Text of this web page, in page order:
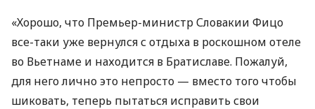
«Хорошо, что Премьер-министр Словакии Фицо
все-таки уже вернулся с отдыха в роскошном отеле
во Вьетнаме и находится в Братиславе. Пожалуй,
для него лично это непросто — вместо того чтобы
шиковать, теперь пытаться исправить свои